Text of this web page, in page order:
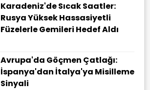
Karadeniz'de Sıcak Saatler:
Rusya Yüksek Hassasiyetli
Füzelerle Gemileri Hedef Aldı
Avrupa'da Göçmen Çatlağı:
İspanya'dan İtalya'ya Misilleme
Sinyali